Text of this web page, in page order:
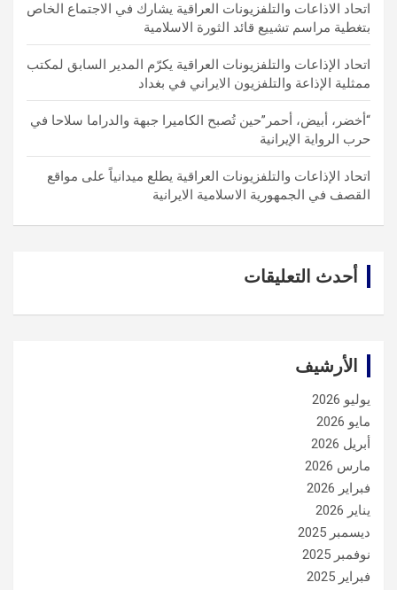
اتحاد الاذاعات والتلفزيونات العراقية يشارك في الاجتماع الخاص
بتغطية مراسم تشييع قائد الثورة الاسلامية
اتحاد الإذاعات والتلفزيونات العراقية يكرّم المدير السابق لمكتب
ممثلية الإذاعة والتلفزيون الايراني في بغداد
“أخضر، أبيض، أحمر”حين تُصبح الكاميرا جبهة والدراما سلاحا في
حرب الرواية الإيرانية
اتحاد الإذاعات والتلفزيونات العراقية يطلع ميدانياً على مواقع
القصف في الجمهورية الاسلامية الايرانية
أحدث التعليقات
الأرشيف
يوليو 2026
مايو 2026
أبريل 2026
مارس 2026
فبراير 2026
يناير 2026
ديسمبر 2025
نوفمبر 2025
فبراير 2025